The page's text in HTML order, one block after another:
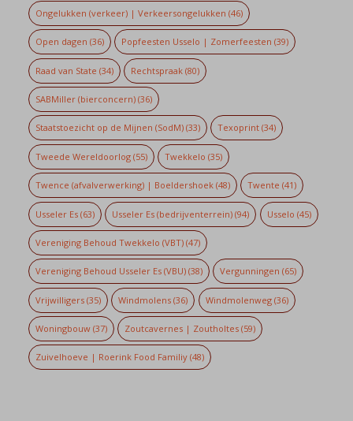
Ongelukken (verkeer) | Verkeersongelukken (46)
Open dagen (36) Popfeesten Usselo | Zomerfeesten (39)
Raad van State (34) Rechtspraak (80)
SABMiller (bierconcern)(36)
Staatstoezicht op de Mijnen (SodM)(33) Texoprint (34)
Tweede Wereldoorlog(55) Twekkelo (35)
Twence (afvalverwerking) | Boeldershoek(48) Twente (41)
Usseler Es(63) Usseler Es (bedrijventerrein) (94) Usselo (45)
Vereniging Behoud Twekkelo (VBT)(47)
Vereniging Behoud Usseler Es (VBU)(38) Vergunningen (65)
Vrijwilligers(35) Windmolens (36) Windmolenweg(36)
Woningbouw(37) Zoutcavernes | Zoutholtes (59)
Zuivelhoeve | Roerink Food Familiy(48)